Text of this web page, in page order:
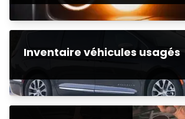
Inventaire véhicules usagés